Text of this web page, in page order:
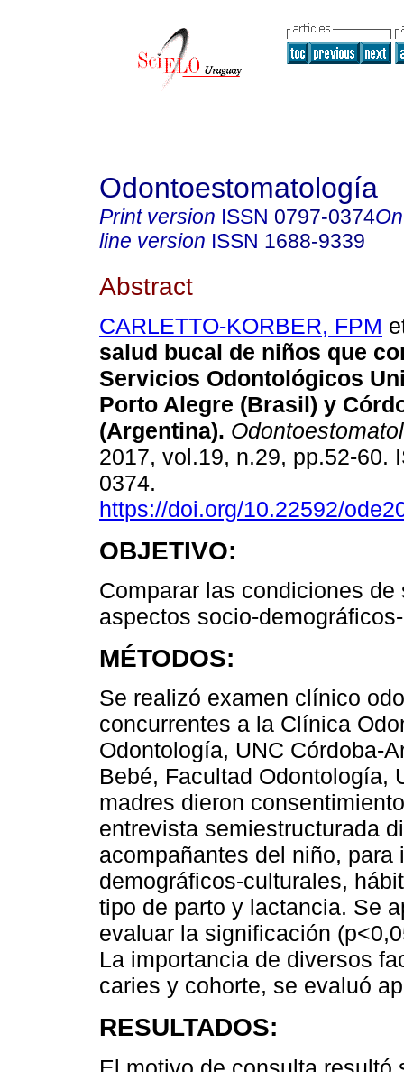
Odontoestomatología
Print version ISSN 0797-0374
line version ISSN 1688-9339
Abstract
CARLETTO-KORBER, FPM
salud bucal de niños que
Servicios Odontológicos
Porto Alegre (Brasil) y
(Argentina).
2017, vol.19, n.29, pp.52-60.
0374.
https://doi.org/10.22592/
OBJETIVO:
Comparar las condiciones
aspectos socio-
MÉTODOS:
Se realizó examen clínico
concurrentes a la Clínica
Odontología, UNC Córdoba-
Bebé, Facultad Odontología,
madres dieron
entrevista semiestructurada
acompañantes del niño,
demográficos-culturales,
tipo de parto y lactancia. Se
evaluar la significación
La importancia de diversos
caries y cohorte, se evaluó
RESULTADOS: